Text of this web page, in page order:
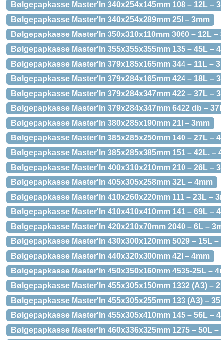
Bølgepapkasse Master'In 340x254x145mm 108 – 12L –
Bølgepapkasse Master'In 340x254x289mm 25l – 3mm
Bølgepapkasse Master'In 350x310x110mm 3060 – 12L –
Bølgepapkasse Master'In 355x355x355mm 135 – 45L –
Bølgepapkasse Master'In 379x185x165mm 344 – 11L –
Bølgepapkasse Master'In 379x284x165mm 424 – 18L –
Bølgepapkasse Master'In 379x284x347mm 422 – 37L –
Bølgepapkasse Master'In 379x284x347mm 6422 db –
Bølgepapkasse Master'In 380x285x190mm 21l – 3mm
Bølgepapkasse Master'In 385x285x250mm 140 – 27L –
Bølgepapkasse Master'In 385x285x385mm 151 – 42L. –
Bølgepapkasse Master'In 400x310x210mm 210 – 26L –
Bølgepapkasse Master'In 405x305x258mm 32L – 4mm
Bølgepapkasse Master'In 410x260x220mm 111 – 23L –
Bølgepapkasse Master'In 410x410x410mm 141 – 69L –
Bølgepapkasse Master'In 420x210x70mm 2040 – 6L –
Bølgepapkasse Master'In 430x300x120mm 5029 – 15L –
Bølgepapkasse Master'In 440x320x300mm 42l – 4mm
Bølgepapkasse Master'In 450x350x160mm 4535-25L –
Bølgepapkasse Master'In 455x305x150mm 1332 (A3) –
Bølgepapkasse Master'In 455x305x255mm 133 (A3) –
Bølgepapkasse Master'In 455x305x410mm 145 – 56L –
Bølgepapkasse Master'In 460x336x325mm 1275 – 50L –